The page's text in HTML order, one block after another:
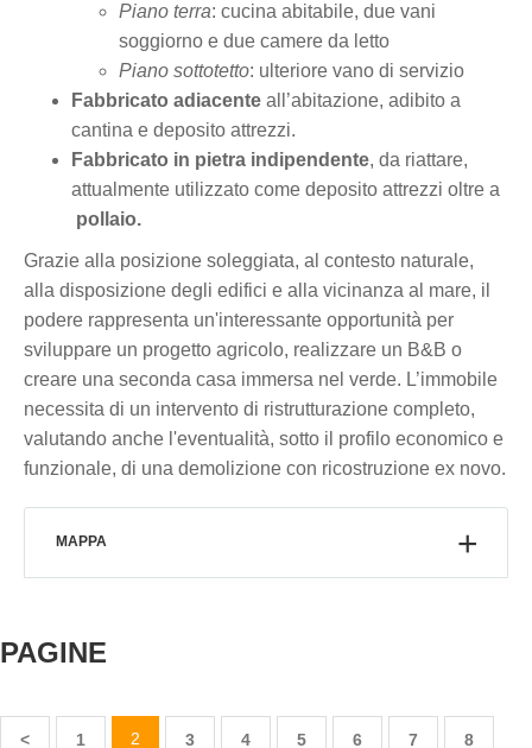
Piano terra: cucina abitabile, due vani
soggiorno e due camere da letto
Piano sottotetto: ulteriore vano di servizio
Fabbricato adiacente all’abitazione, adibito a
cantina e deposito attrezzi.
Fabbricato in pietra indipendente, da riattare,
attualmente utilizzato come deposito attrezzi oltre a
pollaio.
Grazie alla posizione soleggiata, al contesto naturale,
alla disposizione degli edifici e alla vicinanza al mare, il
podere rappresenta un'interessante opportunità per
sviluppare un progetto agricolo, realizzare un B&B o
creare una seconda casa immersa nel verde. L’immobile
necessita di un intervento di ristrutturazione completo,
valutando anche l'eventualità, sotto il profilo economico e
funzionale, di una demolizione con ricostruzione ex novo.
MAPPA
PAGINE
< 1 2 3 4 5 6 7 8